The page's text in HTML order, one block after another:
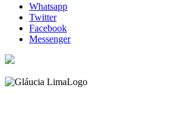
Whatsapp
Twitter
Facebook
Messenger